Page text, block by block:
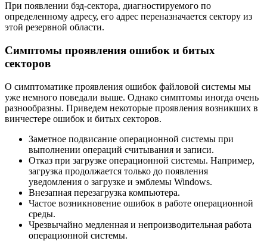
При появлении бэд-сектора, диагностируемого по
определенному адресу, его адрес переназначается сектору из
этой резервной области.
Симптомы проявления ошибок и битых
секторов
О симптоматике проявления ошибок файловой системы мы
уже немного поведали выше. Однако симптомы иногда очень
разнообразны. Приведем некоторые проявления возникших в
винчестере ошибок и битых секторов.
Заметное подвисание операционной системы при
выполнении операций считывания и записи.
Отказ при загрузке операционной системы. Например,
загрузка продолжается только до появления
уведомления о загрузке и эмблемы Windows.
Внезапная перезагрузка компьютера.
Частое возникновение ошибок в работе операционной
среды.
Чрезвычайно медленная и непроизводительная работа
операционной системы.